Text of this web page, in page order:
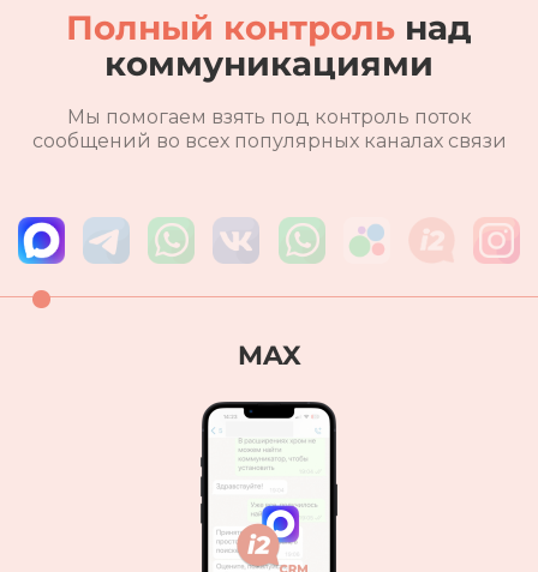
Полный контроль над
коммуникациями
Мы помогаем взять под контроль поток
сообщений во всех популярных каналах связи
Telegram